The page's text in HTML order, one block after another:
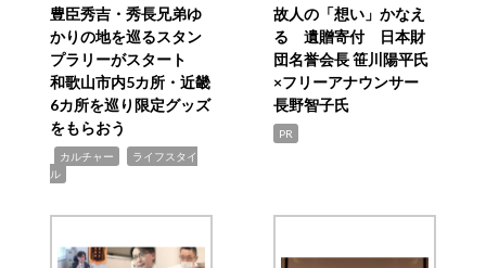
豊臣秀吉・秀長兄弟ゆ
かりの地を巡るスタン
プラリーがスタート
和歌山市内5カ所・近畿
6カ所を巡り限定グッズ
をもらおう
カルチャー
ライフスタイ
ル
故人の「想い」かなえ
る 遺贈寄付 日本財
団名誉会長 笹川陽平氏
×フリーアナウンサー
長野智子氏
PR